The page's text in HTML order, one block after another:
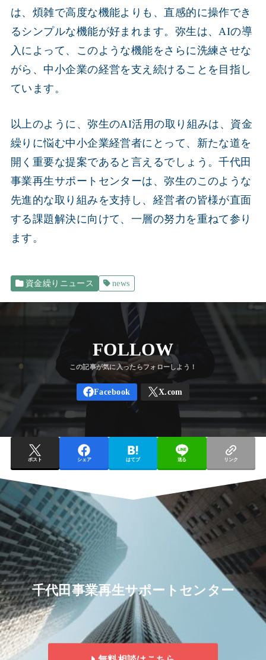
は、煩雑で高度な機能よりも、直感的に操作でき
るシンプルな機能が好まれます。弥生は、AIの導
入によって、このような機能をさらに洗練させな
がら、中小企業の経営を支え続けることを目指し
ています。
以上のように、弥生のAI活用の取り組みは、資金
繰りに悩む中小企業経営者にとって、新たな道を
開く重要な提案であると言えるでしょう。千代田
事業再生サポートセンターは、弥生のこのような
先進的な取り組みを支持し、経営者の皆様が直面
する課題解決に向けて、一層の努力を重ねて参り
ます。
資金繰りニュース news
FOLLOW
ポスト シェア はてブ 送る リンク
千代田事業再生サポートセンター
無料相談はこちら